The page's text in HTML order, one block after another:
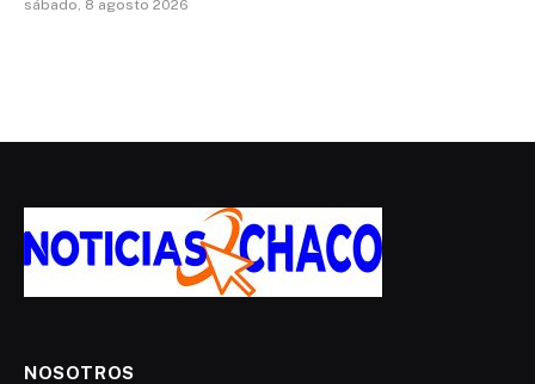
sábado, 8 agosto 2026
NOSOTROS